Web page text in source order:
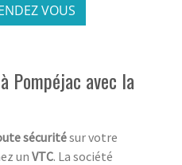
VOUS
Pompéjac avec la
sécuritésur votre
un VTC. La société